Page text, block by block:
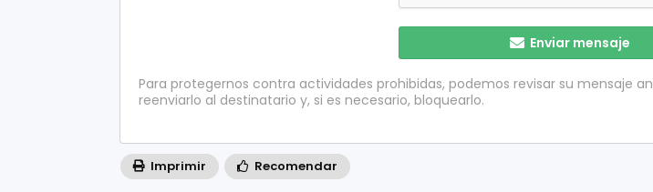
Enviar mensaje
Para protegernos contra actividades prohibidas, podemos revisar su mensaje
reenviarlo al destinatario y, si es necesario, bloquearlo.
Imprimir Recomendar